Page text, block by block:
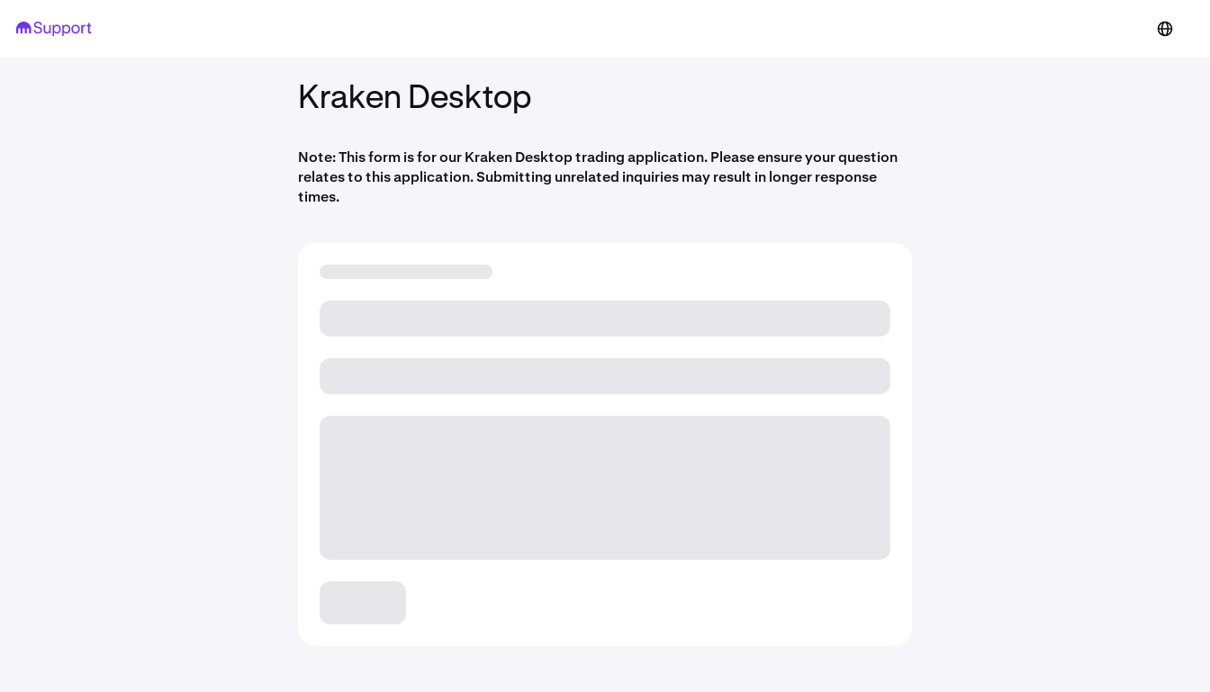
Kraken Desktop
Note: This form is for our Kraken Desktop trading application. Please ensure your question
relates to this application. Submitting unrelated inquiries may result in longer response
times.